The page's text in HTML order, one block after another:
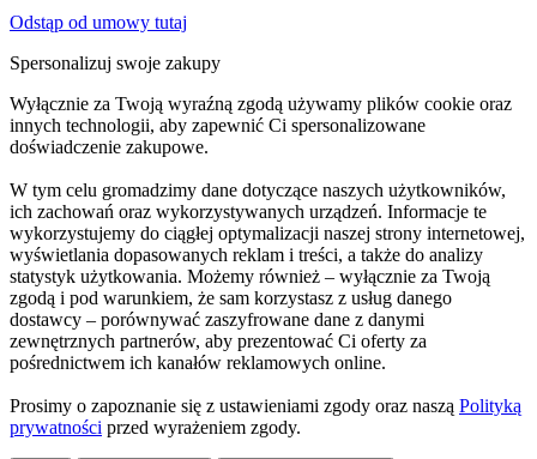
Odstąp od umowy tutaj
Spersonalizuj swoje zakupy
Wyłącznie za Twoją wyraźną zgodą używamy plików cookie oraz
innych technologii, aby zapewnić Ci spersonalizowane
doświadczenie zakupowe.
W tym celu gromadzimy dane dotyczące naszych użytkowników,
ich zachowań oraz wykorzystywanych urządzeń. Informacje te
wykorzystujemy do ciągłej optymalizacji naszej strony internetowej,
wyświetlania dopasowanych reklam i treści, a także do analizy
statystyk użytkowania. Możemy również – wyłącznie za Twoją
zgodą i pod warunkiem, że sam korzystasz z usług danego
dostawcy – porównywać zaszyfrowane dane z danymi
zewnętrznych partnerów, aby prezentować Ci oferty za
pośrednictwem ich kanałów reklamowych online.
Prosimy o zapoznanie się z ustawieniami zgody oraz naszą Polityką
prywatności przed wyrażeniem zgody.